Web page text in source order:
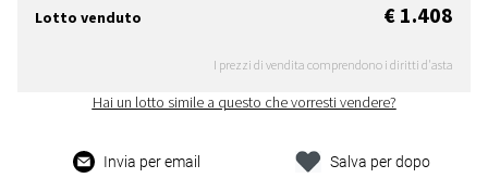
Lotto venduto € 1.408
I prezzi di vendita comprendono i diritti d'asta
Hai un lotto simile a questo che vorresti vendere?
Invia per email
Salva per dopo